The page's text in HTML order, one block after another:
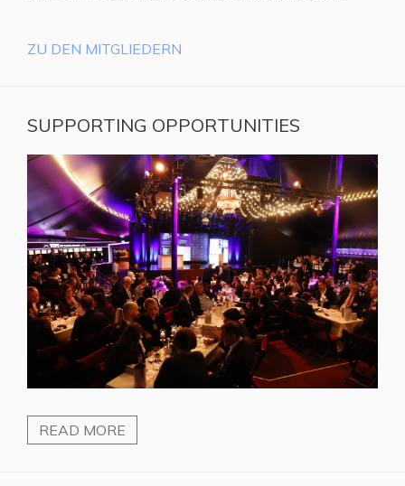
ZU DEN MITGLIEDERN
SUPPORTING OPPORTUNITIES
READ MORE